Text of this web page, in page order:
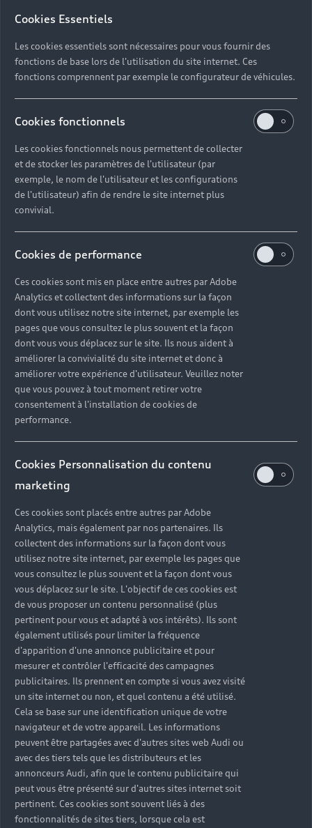
Cookies Essentiels
Les cookies essentiels sont nécessaires pour vous fournir des
fonctions de base lors de l'utilisation du site internet. Ces
fonctions comprennent par exemple le configurateur de véhicules.
Cookies fonctionnels
Les cookies fonctionnels nous permettent de collecter
et de stocker les paramètres de l'utilisateur (par
exemple, le nom de l'utilisateur et les configurations
de l'utilisateur) afin de rendre le site internet plus
convivial.
Cookies de performance
Ces cookies sont mis en place entre autres par Adobe
Analytics et collectent des informations sur la façon
dont vous utilisez notre site internet, par exemple les
pages que vous consultez le plus souvent et la façon
dont vous vous déplacez sur le site. Ils nous aident à
améliorer la convivialité du site internet et donc à
améliorer votre expérience d'utilisateur. Veuillez noter
que vous pouvez à tout moment retirer votre
consentement à l'installation de cookies de
performance.
Cookies Personnalisation du contenu
marketing
Ces cookies sont placés entre autres par Adobe
Analytics, mais également par nos partenaires. Ils
collectent des informations sur la façon dont vous
utilisez notre site internet, par exemple les pages que
vous consultez le plus souvent et la façon dont vous
vous déplacez sur le site. L'objectif de ces cookies est
de vous proposer un contenu personnalisé (plus
pertinent pour vous et adapté à vos intérêts). Ils sont
également utilisés pour limiter la fréquence
d'apparition d'une annonce publicitaire et pour
mesurer et contrôler l'efficacité des campagnes
publicitaires. Ils prennent en compte si vous avez visité
un site internet ou non, et quel contenu a été utilisé.
Cela se base sur une identification unique de votre
navigateur et de votre appareil. Les informations
peuvent être partagées avec d'autres sites web Audi ou
avec des tiers tels que les distributeurs et les
annonceurs Audi, afin que le contenu publicitaire qui
peut vous être présenté sur d'autres sites internet soit
pertinent. Ces cookies sont souvent liés à des
fonctionnalités de sites tiers, lorsque cela est